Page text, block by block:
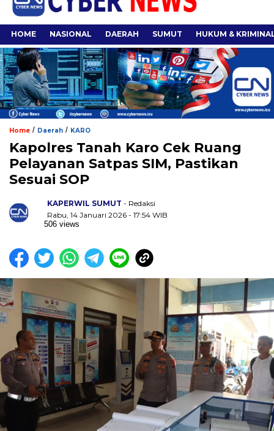
HOME NASIONAL DAERAH SUMUT HUKUM &
Home / Daerah / KARO
Kapolres Tanah Karo Cek Ruang
Pelayanan Satpas SIM, Pastikan
Sesuai SOP
KAPERWIL SUMUT - Redaksi
Rabu, 14 Januari 2026 - 17:54 WIB
506 views